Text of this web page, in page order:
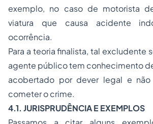
exemplo, no caso de motorista
viatura que causa acidente
ocorrência.
Para a teoria finalista, tal excludente
agente público tem conhecimento
acobertado por dever legal e
cometer o crime.
4.1. JURISPRUDÊNCIA E EXEMPLOS